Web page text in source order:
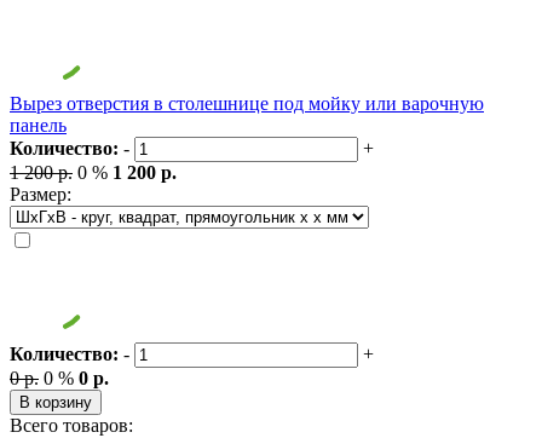
Вырез отверстия в столешнице под мойку или варочную
панель
Количество: -
+
1 200 р. 0 % 1 200 р.
Размер:
Количество: -
+
0 р. 0 % 0 р.
В корзину
Всего товаров: